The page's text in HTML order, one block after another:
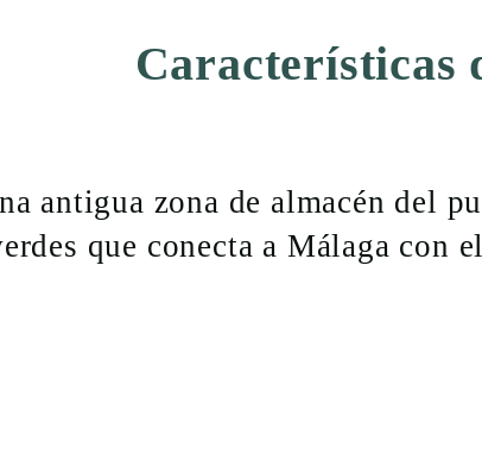
Características
antigua zona de almacén del
que conecta a Málaga con